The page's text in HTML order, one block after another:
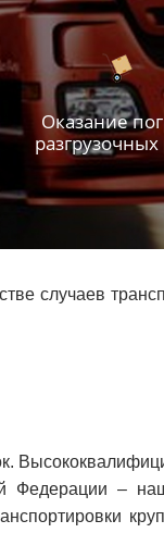
Оказание
разгрузочных
случаев
–